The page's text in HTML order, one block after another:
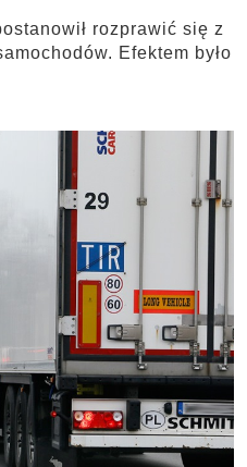
rozprawić się z
Efektem było